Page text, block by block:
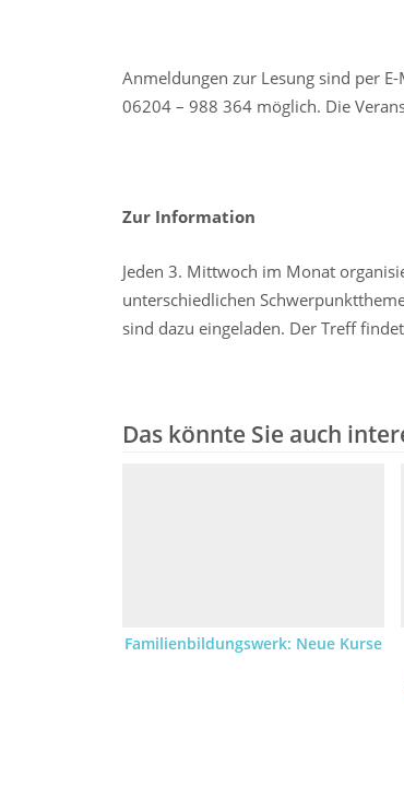
Anmeldungen zur Lesung sind per
06204 – 988 364 möglich. Die
Zur Information
Jeden 3. Mittwoch im Monat
unterschiedlichen
sind dazu eingeladen. Der Treff
Das könnte Sie auch
Familienbildungswerk: Neue Kurse